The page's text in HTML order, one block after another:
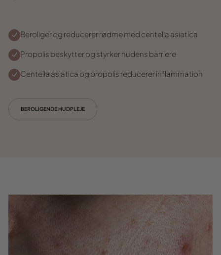
Beroliger og reducerer rødme med centella asiatica
Propolis beskytter og styrker hudens barriere
Centella asiatica og propolis reducerer inflammation
BEROLIGENDE HUDPLEJE